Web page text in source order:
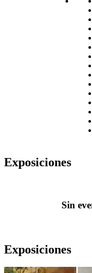
Exposiciones
Sin
Exposiciones